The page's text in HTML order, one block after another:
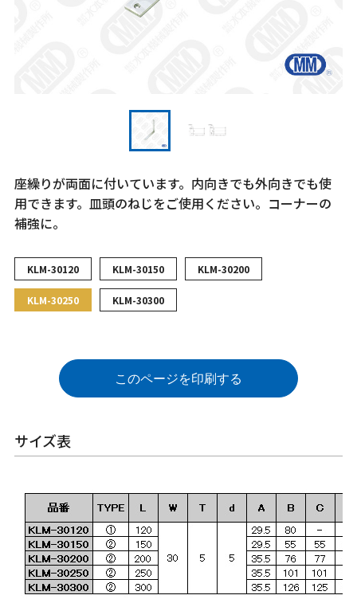
座繰りが両面に付いています。内向きでも外向きでも使
用できます。皿頭のねじをご使用ください。コーナーの
補強に。
KLM-30120 KLM-30150 KLM-30200
KLM-30250 KLM-30300
このページを印刷する
サイズ表